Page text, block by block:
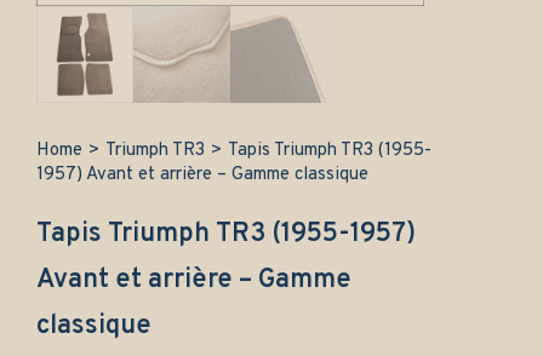
Home > Triumph TR3 > Tapis Triumph TR3 (1955-
1957) Avant et arrière – Gamme classique
Tapis Triumph TR3 (1955-1957)
Avant et arrière – Gamme
classique